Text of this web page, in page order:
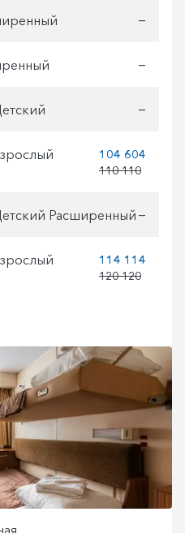
—
—
—
104 604
110 110
Расширенный —
114 114
120 120